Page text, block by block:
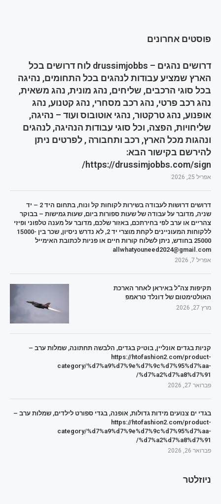
פוסטים אחרונים
דרושים נהגים – drussimjobbs לוח דרושים בכל
הארץ שמציע עבודות לנהגים בכל התחומים, נהיגה
בכל סוגי הרכבים, שליחים, נהג מונית, נהג משאית,
נהג רכב פרטי, נהג רכב מסחרי, נהג קטנוע, נהג
אופנוע, נהג טרקטור, נהגי אוטובוס ועוד – נהיגה,
שליחויות, הפצה, וכל סוגי עבודות הנהיגה, לנהגים
ונהגות מכל הארץ, רכב ותחבורה , לפרטים ניתן
להירשם בקישור הבא:
https://drussimjobbs.com/sign/
אפריל 25, 2026
דרושים דרושות לעבודה בשירות לקוחות קל ונוח, בתחום היד 2 – יד
שניה, מדובר על עבודה של שעות ספורות ביום, שעות גמישות – בבוקר
צהריים או ערב לפי בחירתכם, באזור שלכם, מדובר על מענה טלפוני ופיזי
ללקוחות המעוניינים לקחת מוצרי יד 2, לא נדרש ניסיון, שכר בין 15000-
25000 בחודש, ניתן לשלוח קורות חיים או פניות לכתובת האימייל
allwhatyouneed2024@gmail.com
אפריל 7, 2026
תקיפות צה"ל באיראן לאחר הארכת
האולטימטום של דונלד טראמפ
מרץ 27, 2026
קניות בגדים אונליין, בוטיק בגדים, הלבשה תחתונה, שמלות ערב –
https://htofashion2.com/product-
category/%d7%a9%d7%9e%d7%9c%d7%95%d7%aa-
%d7%a2%d7%a8%d7%91/
פברואר 27, 2026
בגדי ים צנועים מידות גדולות, אופנה, בגדי ספורט לילדים, שמלות ערב –
https://htofashion2.com/product-
category/%d7%a9%d7%9e%d7%9c%d7%95%d7%aa-
%d7%a2%d7%a8%d7%91/
פברואר 26, 2026
ניוזלטר